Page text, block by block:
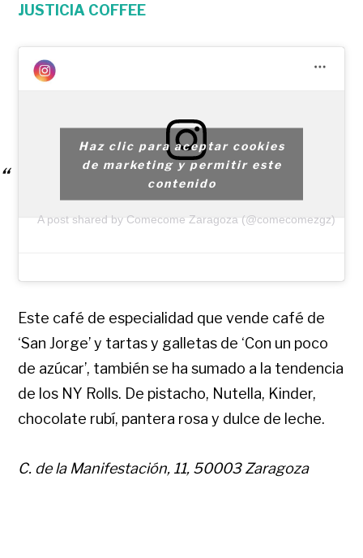
JUSTICIA COFFEE
A post shared by Comecome Zaragoza (@comecomezgz)
Haz clic para aceptar cookies
de marketing y permitir este
contenido
Este café de especialidad que vende café de
‘San Jorge’ y tartas y galletas de ‘Con un poco
de azúcar’, también se ha sumado a la tendencia
de los NY Rolls. De pistacho, Nutella, Kinder,
chocolate rubí, pantera rosa y dulce de leche.
C. de la Manifestación, 11, 50003 Zaragoza